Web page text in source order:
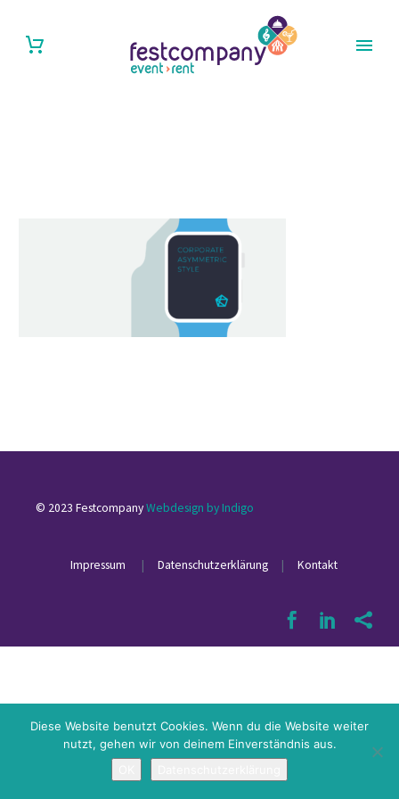
© 2023 FestcompanyWebdesign by Indigo
Impressum | Datenschutzerklärung | Kontakt
Diese Website benutzt Cookies. Wenn du die Website weiter
nutzt, gehen wir von deinem Einverständnis aus.